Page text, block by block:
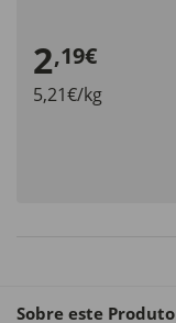
2,19€
5,21€/kg
Sobre este Produto